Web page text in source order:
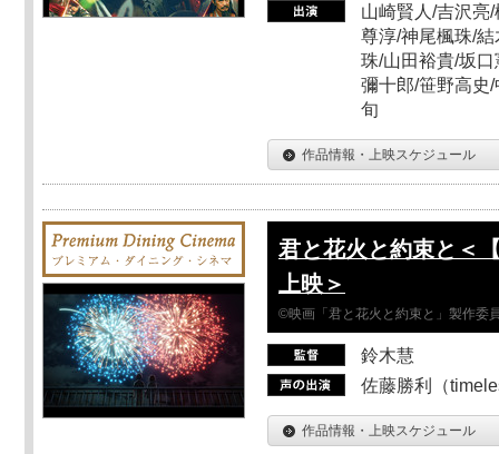
山崎賢人/吉沢亮
尊淳/神尾楓珠/
珠/山田裕貴/坂
彌十郎/笹野高史
旬
作品情報・上映スケジュール
君と花火と約束と＜
上映＞
©映画「君と花火と約束と」製作委
鈴木慧
佐藤勝利（
作品情報・上映スケジュール